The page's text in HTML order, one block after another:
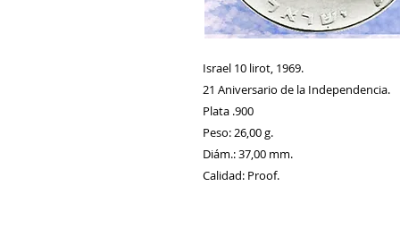
Israel 10 lirot, 1969.
21 Aniversario de la Independencia.
Plata .900
Peso: 26,00 g.
Diám.: 37,00 mm.
Calidad: Proof.